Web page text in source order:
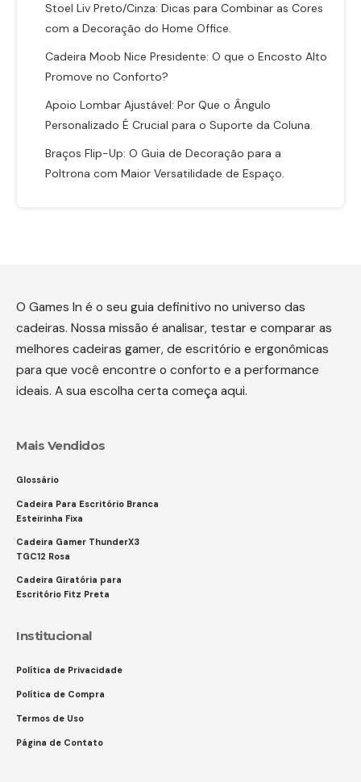
Stoel Liv Preto/Cinza: Dicas para Combinar as Cores
com a Decoração do Home Office.
Cadeira Moob Nice Presidente: O que o Encosto Alto
Promove no Conforto?
Apoio Lombar Ajustável: Por Que o Ângulo
Personalizado É Crucial para o Suporte da Coluna.
Braços Flip-Up: O Guia de Decoração para a
Poltrona com Maior Versatilidade de Espaço.
O Games In é o seu guia definitivo no universo das
cadeiras. Nossa missão é analisar, testar e comparar as
melhores cadeiras gamer, de escritório e ergonômicas
para que você encontre o conforto e a performance
ideais. A sua escolha certa começa aqui.
Mais Vendidos
Glossário
Cadeira Para Escritório Branca
Esteirinha Fixa
Cadeira Gamer ThunderX3
TGC12 Rosa
Cadeira Giratória para
Escritório Fitz Preta
Institucional
Política de Privacidade
Política de Compra
Termos de Uso
Página de Contato